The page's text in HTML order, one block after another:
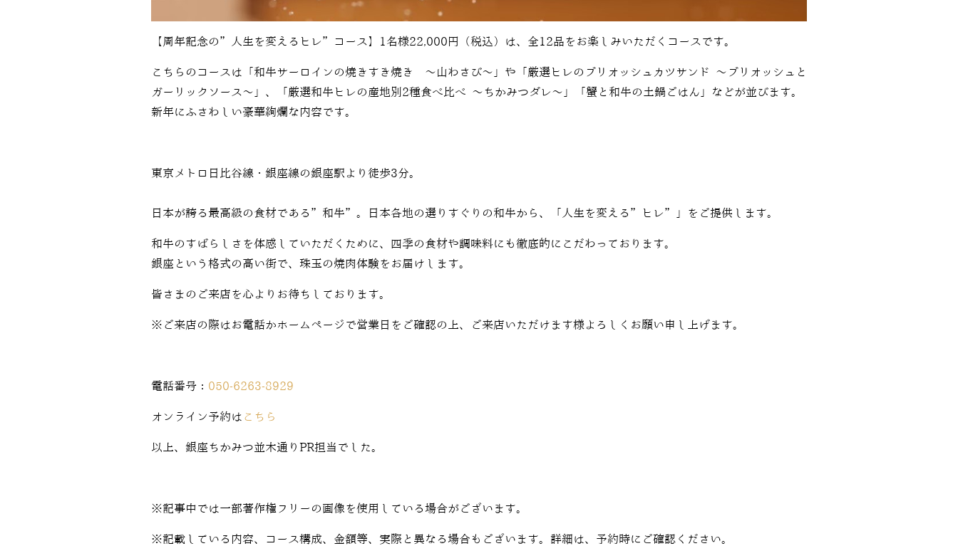
【周年記念の”人生を変えるヒレ”コース】1名様22,000円（税込）は、全12品をお楽しみいただくコースです。
こちらのコースは「 和牛サーロインの焼きすき焼き 〜山わさび〜 」や「厳選ヒレのブリオッシュカツサンド ～ブリオッシュと
ガーリックソース～」、「厳選和牛ヒレの産地別2種食べ比べ ～ちかみつダレ～」「蟹と和牛の土鍋ごはん」などが並びます。
新年にふさわしい豪華絢爛な内容です。
東京メトロ日比谷線・銀座線の銀座駅より徒歩3分。
日本が誇る最高級の食材である”和牛”。日本各地の選りすぐりの和牛から、「人生を変える”ヒレ”」をご提供します。
和牛のすばらしさを体感していただくために、四季の食材や調味料にも徹底的にこだわっております。
銀座という格式の高い街で、珠玉の焼肉体験をお届けします。
皆さまのご来店を心よりお待ちしております。
※ご来店の際はお電話かホームページで営業日をご確認の上、ご来店いただけます様よろしくお願い申し上げます。
電話番号： 050-6263-8929
オンライン予約は こちら
以上、銀座ちかみつ並木通りPR担当でした。
※記事中では一部著作権フリーの画像を使用している場合がございます。
※記載している内容、コース構成、金額等、実際と異なる場合もございます。詳細は、予約時にご確認ください。